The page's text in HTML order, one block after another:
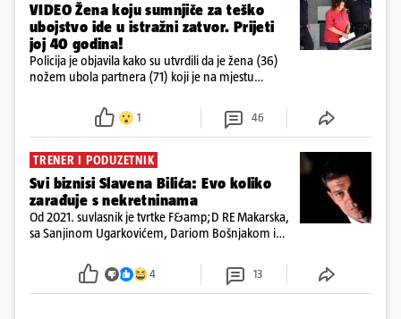
VIDEO Žena koju sumnjiče za teško
ubojstvo ide u istražni zatvor. Prijeti
joj 40 godina!
Policija je objavila kako su utvrdili da je žena (36)
nožem ubola partnera (71) koji je na mjestu
ispitali i poslali u istražni zatvor
1 46
TRENER I PODUZETNIK
Svi biznisi Slavena Bilića: Evo koliko
zarađuje s nekretninama
Od 2021. suvlasnik je tvrtke F&amp;D RE Makarska,
sa Sanjinom Ugarkovićem, Dariom Bošnjakom i
poslovanje nekretninama, a od osnutka nema
zaposlenih
4 13